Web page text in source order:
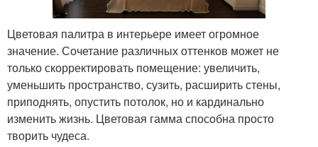
Цветовая палитра в интерьере имеет огромное
значение. Сочетание различных оттенков может не
только скорректировать помещение: увеличить,
уменьшить пространство, сузить, расширить стены,
приподнять, опустить потолок, но и кардинально
изменить жизнь. Цветовая гамма способна просто
творить чудеса.